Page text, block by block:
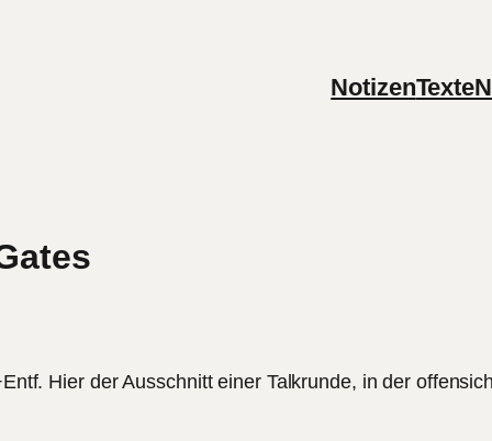
NotizenTexte
Hier der Ausschnitt einer Talkrunde, in der